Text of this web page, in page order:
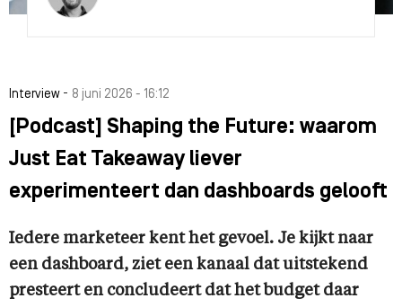
Interview - 8 juni 2026 - 16:12
[Podcast] Shaping the Future: waarom
Just Eat Takeaway liever
experimenteert dan dashboards gelooft
Iedere marketeer kent het gevoel. Je kijkt naar
een dashboard, ziet een kanaal dat uitstekend
presteert en concludeert dat het budget daar